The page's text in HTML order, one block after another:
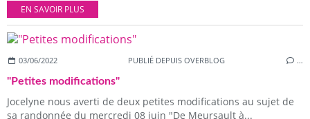
EN SAVOIR PLUS
03/06/2022 PUBLIÉ DEPUIS OVERBLOG …
"Petites modifications"
Jocelyne nous averti de deux petites modifications au sujet de
sa randonnée du mercredi 08 juin "De Meursault à...